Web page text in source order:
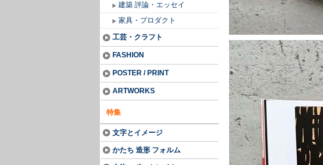
建築 評論・エッセイ
家具・プロダクト
工芸・クラフト
FASHION
POSTER / PRINT
ARTWORKS
特集
文字とイメージ
かたち 造形 フォルム